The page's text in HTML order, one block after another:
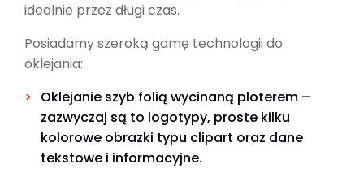
idealnie przez długi czas.
Posiadamy szeroką gamę technologii do
oklejania:
Oklejanie szyb folią wycinaną ploterem –
zazwyczaj są to logotypy, proste kilku
kolorowe obrazki typu clipart oraz dane
tekstowe i informacyjne.